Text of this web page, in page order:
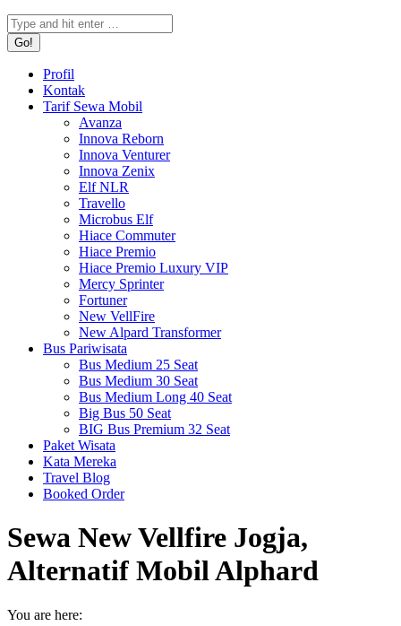
Search:
Profil
Kontak
Tarif Sewa Mobil
Avanza
Innova Reborn
Innova Venturer
Innova Zenix
Elf NLR
Travello
Microbus Elf
Hiace Commuter
Hiace Premio
Hiace Premio Luxury VIP
Mercy Sprinter
Fortuner
New VellFire
New Alpard Transformer
Bus Pariwisata
Bus Medium 25 Seat
Bus Medium 30 Seat
Bus Medium Long 40 Seat
Big Bus 50 Seat
BIG Bus Premium 32 Seat
Paket Wisata
Kata Mereka
Travel Blog
Booked Order
Sewa New Vellfire Jogja,
Alternatif Mobil Alphard
You are here: